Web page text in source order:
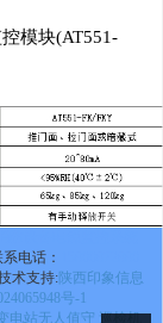
模块(AT551-
电话：
术支持:陕西印象信息
号-1
电站无人值守 巡检机